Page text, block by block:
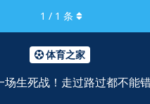
体育之家
生死战！走过路过都不能错
1 / 1 条